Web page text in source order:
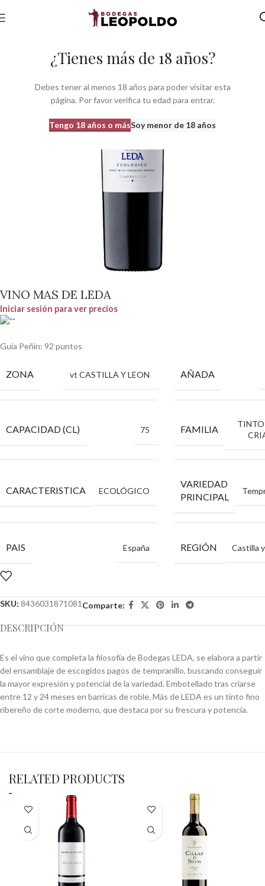
¿Tienes más de 18 años?
Debes tener al menos 18 años para poder visitar esta
página. Por favor verifica tu edad para entrar.
Tengo 18 años o másSoy menor de 18 años
Inicio Bodegas Castilla León Bodegas do Ribera Duero
VINO MAS DE LEDA
Iniciar sesión para ver precios
Guía Peñin: 92 puntos
ZONA vt CASTILLA Y LEON AÑADA
CAPACIDAD (CL) 75 FAMILIA
CARACTERISTICA ECOLÓGICO
VARIEDAD
PRINCIPAL
PAIS España REGIÓN Castilla
SKU: 8436031871081Comparte:
DESCRIPCIÓN
Es el vino que completa la filosofía de Bodegas LEDA, se elabora a partir
del ensamblaje de escogidos pagos de tempranillo, buscando conseguir
la mayor expresión y potencial de la variedad. Embotellado tras criarse
entre 12 y 24 meses en barricas de roble. Más de LEDA es un tinto fino
ribereño de corte moderno, que destaca por su frescura y potencia.
RELATED PRODUCTS